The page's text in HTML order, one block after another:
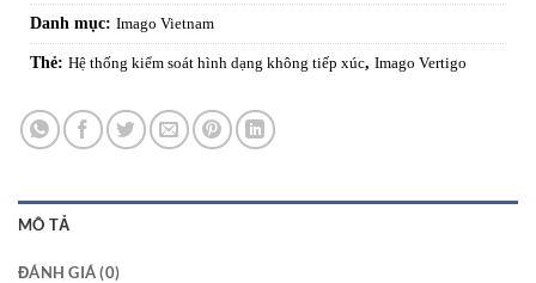
Danh mục: Imago Vietnam
Thẻ: Hệ thống kiểm soát hình dạng không tiếp xúc, Imago Vertigo
MÔ TẢ
ĐÁNH GIÁ (0)